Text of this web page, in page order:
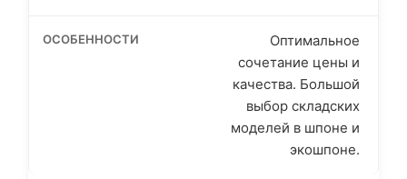
Оптимальное
сочетание цены и
качества. Большой
выбор складских
моделей в шпоне и
экошпоне.